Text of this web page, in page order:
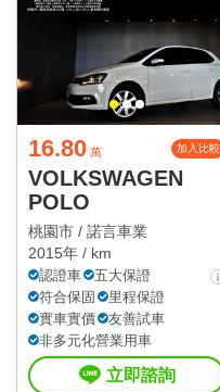
16.80 萬 加入比較
VOLKSWAGEN
POLO
桃園市 / 諾言車業
2015年 / km
認證車
五大保證
符合保固
里程保證
實車實價
友善試車
非多元化營業用車
立即諮詢